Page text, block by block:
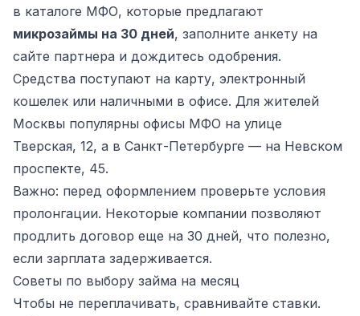
в каталоге МФО, которые предлагают
микрозаймы на 30 дней, заполните анкету на
сайте партнера и дождитесь одобрения.
Средства поступают на карту, электронный
кошелек или наличными в офисе. Для жителей
Москвы популярны офисы МФО на улице
Тверская, 12, а в Санкт-Петербурге — на Невском
проспекте, 45.
Важно: перед оформлением проверьте условия
пролонгации. Некоторые компании позволяют
продлить договор еще на 30 дней, что полезно,
если зарплата задерживается.
Советы по выбору займа на месяц
Чтобы не переплачивать, сравнивайте ставки.